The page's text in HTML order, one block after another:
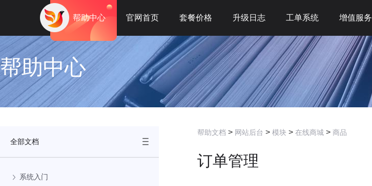
帮助中心 官网首页 套餐价格 升级日志 工单系统 增值服务
帮助中心
全部文档
系统入门
帮助文档 > 网站后台 > 模块 > 在线商城 > 商品
订单管理